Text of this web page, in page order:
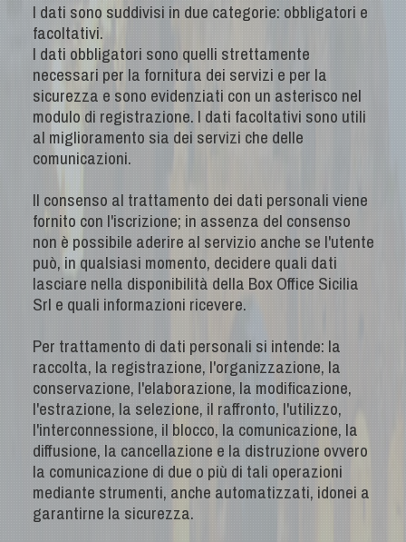
I dati sono suddivisi in due categorie: obbligatori e
facoltativi.
I dati obbligatori sono quelli strettamente
necessari per la fornitura dei servizi e per la
sicurezza e sono evidenziati con un asterisco nel
modulo di registrazione. I dati facoltativi sono utili
al miglioramento sia dei servizi che delle
comunicazioni.
Il consenso al trattamento dei dati personali viene
fornito con l'iscrizione; in assenza del consenso
non è possibile aderire al servizio anche se l'utente
può, in qualsiasi momento, decidere quali dati
lasciare nella disponibilità della Box Office Sicilia
Srl e quali informazioni ricevere.
Per trattamento di dati personali si intende: la
raccolta, la registrazione, l'organizzazione, la
conservazione, l'elaborazione, la modificazione,
l'estrazione, la selezione, il raffronto, l'utilizzo,
l'interconnessione, il blocco, la comunicazione, la
diffusione, la cancellazione e la distruzione ovvero
la comunicazione di due o più di tali operazioni
mediante strumenti, anche automatizzati, idonei a
garantirne la sicurezza.